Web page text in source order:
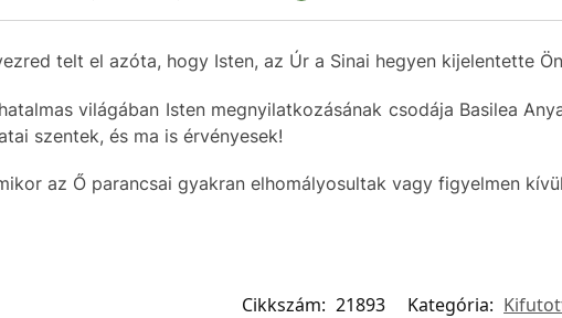
telt el azóta, hogy Isten, az Úr a Sinai hegyen kijelentette
világában Isten megnyilatkozásának csodája Basilea
szentek, és ma is érvényesek!
az Ő parancsai gyakran elhomályosultak vagy figyelmen
Cikkszám: 21893 Kategória: